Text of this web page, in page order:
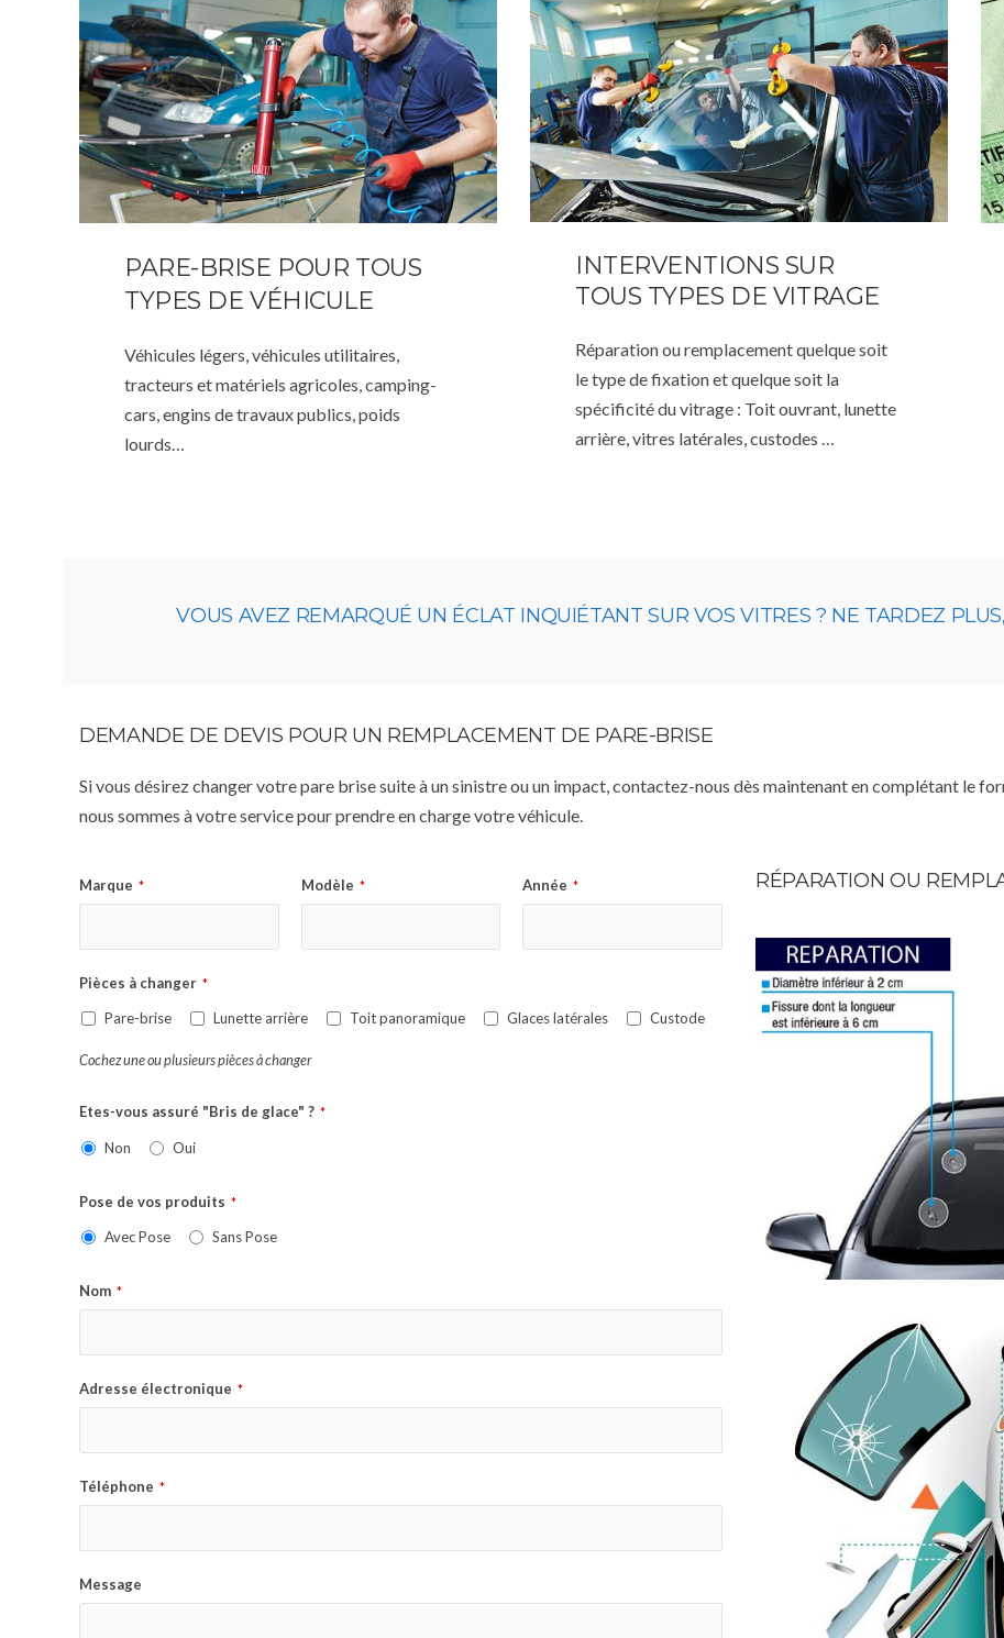
PARE-BRISE POUR TOUS
TYPES DE VÉHICULE
Véhicules légers, véhicules utilitaires,
tracteurs et matériels agricoles, camping-
cars, engins de travaux publics, poids
lourds…
INTERVENTIONS SUR
TOUS TYPES DE VITRAGE
Réparation ou remplacement quelque soit
le type de fixation et quelque soit la
spécificité du vitrage : Toit ouvrant, lunette
arrière, vitres latérales, custodes …
VOUS AVEZ REMARQUÉ UN ÉCLAT INQUIÉTANT SUR VOS VITRES ? NE TARDEZ
DEMANDE DE DEVIS POUR UN REMPLACEMENT DE PARE-BRISE
Si vous désirez changer votre pare brise suite à un sinistre ou un impact, contactez-nous dès maintenant en complétant le
nous sommes à votre service pour prendre en charge votre véhicule.
Marque * Modèle * Année *
Pièces à changer *
Pare-brise Lunette arrière Toit panoramique Glaces latérales Custode
Cochez une ou plusieurs pièces à changer
Etes-vous assuré "Bris de glace" ? *
Non Oui
Pose de vos produits *
Avec Pose Sans Pose
Nom *
Adresse électronique *
Téléphone *
Message
RÉPARATION OU